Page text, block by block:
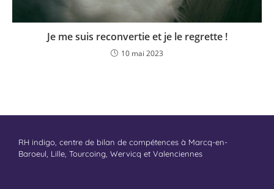
Je me suis reconvertie et je le regrette !
10 mai 2023
RH indigo, centre de bilan de compétences à Marcq-en-
Baroeul, Lille, Tourcoing, Wervicq et Valenciennes